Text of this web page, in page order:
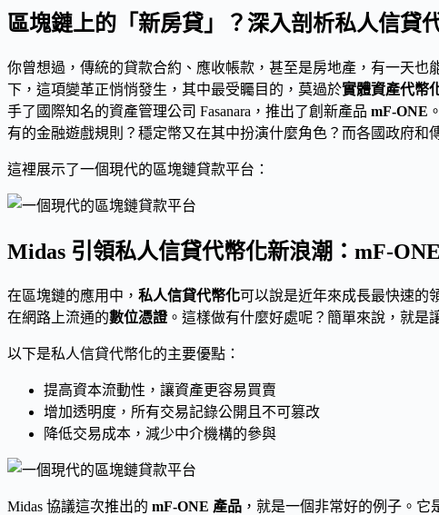
區塊鏈上的「新房貸」？深入剖析私人信貸
你曾想過，傳統的貸款合約、應收帳款，甚至是房地產，有一天
下，這項變革正悄悄發生，其中最受矚目的，莫過於實體資產代幣
手了國際知名的資產管理公司 Fasanara，推出了創新產品 mF-ONE
有的金融遊戲規則？穩定幣又在其中扮演什麼角色？而各國政府
這裡展示了一個現代的區塊鏈貸款平台：
Midas 引領私人信貸代幣化新浪潮：mF-
在區塊鏈的應用中， 私人信貸代幣化可以說是近年來成長最快速的
在網路上流通的數位憑證。這樣做有什麼好處呢？簡單來說，就是
以下是私人信貸代幣化的主要優點：
提高資本流動性，讓資產更容易買賣
增加透明度，所有交易記錄公開且不可篡改
降低交易成本，減少中介機構的參與
Midas 協議這次推出的 mF-ONE 產品 ，就是一個非常好的例子。它